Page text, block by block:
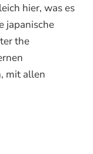
hier, was es
japanische
the
mit allen